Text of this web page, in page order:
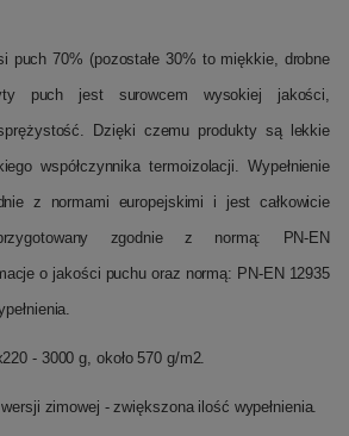
puch 70% (pozostałe 30% to miękkie, drobne
puch jest surowcem wysokiej jakości,
Dzięki czemu produkty są lekkie
współczynnika termoizolacji. Wypełnienie
z normami europejskimi i jest całkowicie
zgodnie z normą: PN-EN
o jakości puchu oraz normą: PN-EN 12935
- 3000 g, około 570 g/m2.
wersji zimowej - zwiększona ilość wypełnienia.